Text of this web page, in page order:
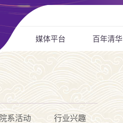
媒体平台 百年清华
院系活动 行业兴趣